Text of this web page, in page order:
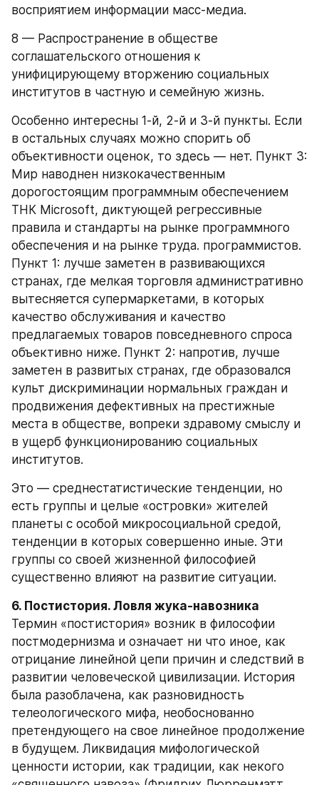
восприятием информации масс-медиа.
8 — Распространение в обществе
соглашательского отношения к
унифицирующему вторжению социальных
институтов в частную и семейную жизнь.
Особенно интересны 1-й, 2-й и 3-й пункты. Если
в остальных случаях можно спорить об
объективности оценок, то здесь — нет. Пункт 3:
Мир наводнен низкокачественным
дорогостоящим программным обеспечением
ТНК Microsoft, диктующей регрессивные
правила и стандарты на рынке программного
обеспечения и на рынке труда. программистов.
Пункт 1: лучше заметен в развивающихся
странах, где мелкая торговля административно
вытесняется супермаркетами, в которых
качество обслуживания и качество
предлагаемых товаров повседневного спроса
объективно ниже. Пункт 2: напротив, лучше
заметен в развитых странах, где образовался
культ дискриминации нормальных граждан и
продвижения дефективных на престижные
места в обществе, вопреки здравому смыслу и
в ущерб функционированию социальных
институтов.
Это — среднестатистические тенденции, но
есть группы и целые «островки» жителей
планеты с особой микросоциальной средой,
тенденции в которых совершенно иные. Эти
группы со своей жизненной философией
существенно влияют на развитие ситуации.
6. Постистория. Ловля жука-навозника
Термин «постистория» возник в философии
постмодернизма и означает ни что иное, как
отрицание линейной цепи причин и следствий в
развитии человеческой цивилизации. История
была разоблачена, как разновидность
телеологического мифа, необоснованно
претендующего на свое линейное продолжение
в будущем. Ликвидация мифологической
ценности истории, как традиции, как некого